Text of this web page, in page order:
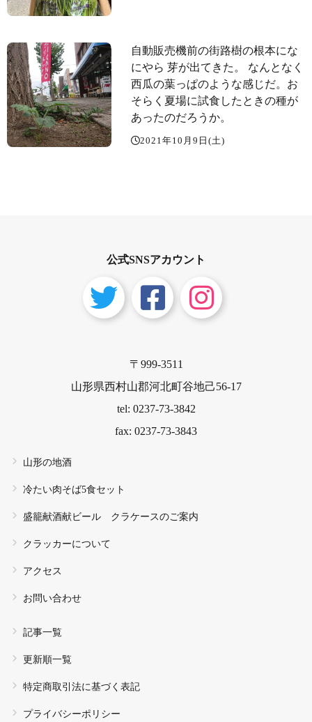
自動販売機前の街路樹の根本にな
にやら 芽が出てきた。 なんとなく
西瓜の葉っぱのような感じだ。お
そらく夏場に試食したときの種が
あったのだろうか。
2021年10月9日(土)
公式SNSアカウント
〒999-3511
山形県西村山郡河北町谷地己56-17
tel: 0237-73-3842
fax: 0237-73-3843
山形の地酒
冷たい肉そば5食セット
盛籠献酒献ビール クラケースのご案内
クラッカーについて
アクセス
お問い合わせ
記事一覧
更新順一覧
特定商取引法に基づく表記
プライバシーポリシー